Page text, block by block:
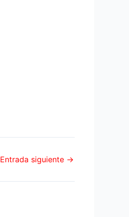
Entrada siguiente →